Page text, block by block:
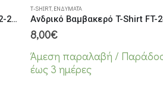
Ανδρικό Βαμβακερό T-Shirt CM-8812-2 Μαύρο
T-SHIRT, ΕΝΔΎΜΑΤΑ
8,00€
Άμεση παραλαβή /
έως 3 ημέρες